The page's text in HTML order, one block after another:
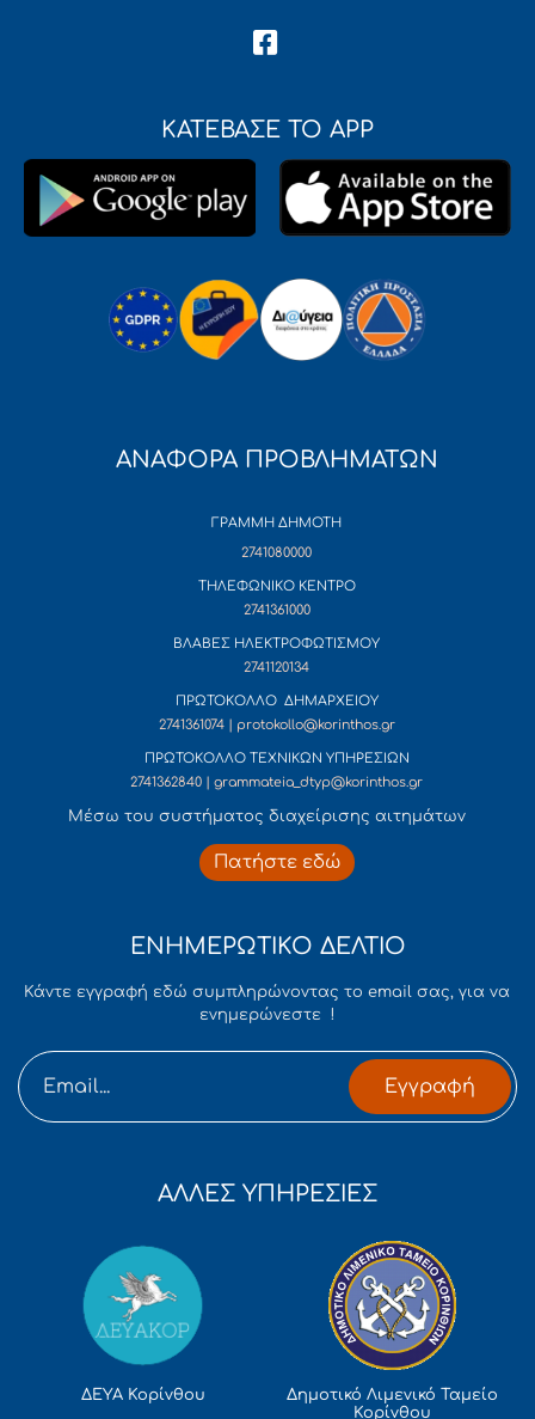
ΚΑΤΕΒΑΣΕ ΤΟ APP
ΑΝΑΦΟΡΑ ΠΡΟΒΛΗΜΑΤΩΝ
ΓΡΑΜΜΗ ΔΗΜΟΤΗ
2741080000
ΤΗΛΕΦΩΝΙΚΟ ΚΕΝΤΡΟ
2741361000
ΒΛΑΒΕΣ ΗΛΕΚΤΡΟΦΩΤΙΣΜΟΥ
2741120134
ΠΡΩΤΟΚΟΛΛΟ ΔΗΜΑΡΧΕΙΟΥ
2741361074 | protokollo@korinthos.gr
ΠΡΩΤΟΚΟΛΛΟ ΤΕΧΝΙΚΩΝ ΥΠΗΡΕΣΙΩΝ
2741362840 | grammateia_dtyp@korinthos.gr
Mέσω του συστήματος διαχείρισης αιτημάτων
Πατήστε εδώ
ΕΝΗΜΕΡΩΤΙΚΟ ΔΕΛΤΙΟ
Κάντε εγγραφή εδώ συμπληρώνοντας το email σας, για να
ενημερώνεστε !
Εγγραφή
ΑΛΛΕΣ ΥΠΗΡΕΣΙΕΣ
ΔΕΥΑ Κορίνθου
Δημοτικό Λιμενικό Ταμείο
Κορίνθου